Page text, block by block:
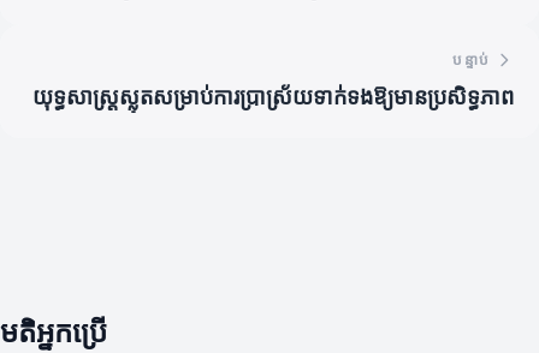
បន្ទាប់
យុទ្ធសាស្រ្តស្លុតសម្រាប់ការប្រាស្រ័យទាក់ទងឱ្យមានប្រសិទ្ធភាព
មតិអ្នកប្រើ